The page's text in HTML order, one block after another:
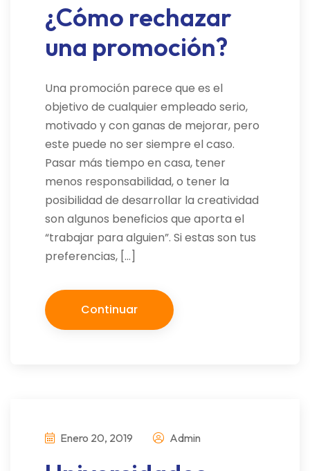
¿Cómo rechazar
una promoción?
Una promoción parece que es el
objetivo de cualquier empleado serio,
motivado y con ganas de mejorar, pero
este puede no ser siempre el caso.
Pasar más tiempo en casa, tener
menos responsabilidad, o tener la
posibilidad de desarrollar la creatividad
son algunos beneficios que aporta el
“trabajar para alguien”. Si estas son tus
preferencias, […]
Continuar
Enero 20, 2019 Admin